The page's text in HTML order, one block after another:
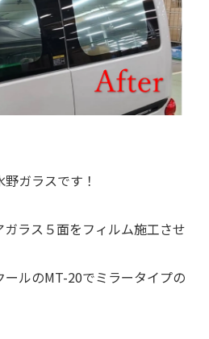
ガラスです！
ラス５面をフィルム施工させ
ルのMT-20でミラータイプの